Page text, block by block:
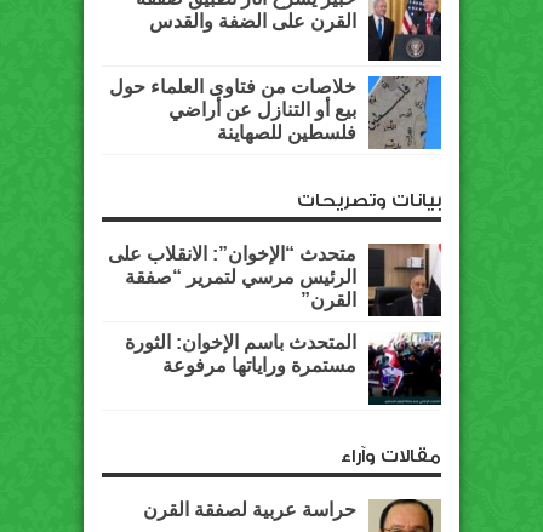
القرن على الضفة والقدس
خلاصات من فتاوى العلماء حول
بيع أو التنازل عن أراضي
فلسطين للصهاينة
بيانات وتصريحات
متحدث “الإخوان”: الانقلاب على
الرئيس مرسي لتمرير “صفقة
القرن”
المتحدث باسم الإخوان: الثورة
مستمرة وراياتها مرفوعة
مقالات وآراء
حراسة عربية لصفقة القرن